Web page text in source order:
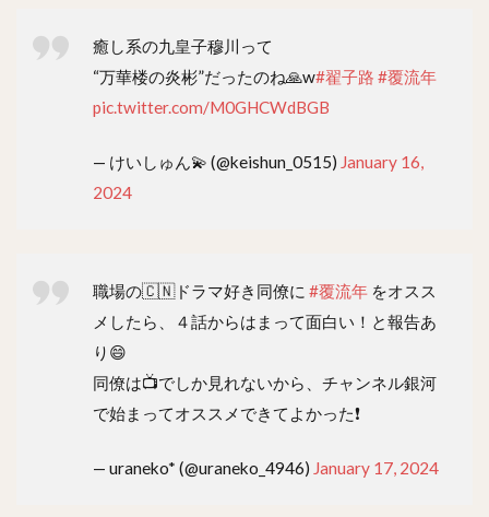
癒し系の九皇子穆川って
“万華楼の炎彬”だったのね🙏w#翟子路 #覆流年
pic.twitter.com/M0GHCWdBGB
— けいしゅん💫 (@keishun_0515) January 16,
2024
職場の🇨🇳ドラマ好き同僚に #覆流年 をオスス
メしたら、４話からはまって面白い！と報告あ
り😄
同僚は📺でしか見れないから、チャンネル銀河
で始まってオススメできてよかった❗
— uraneko* (@uraneko_4946) January 17, 2024